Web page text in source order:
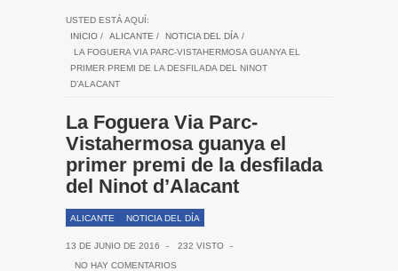
USTED ESTÁ AQUÍ:
INICIO / ALICANTE / NOTICIA DEL DÍA /
LA FOGUERA VIA PARC-VISTAHERMOSA GUANYA EL
PRIMER PREMI DE LA DESFILADA DEL NINOT
D’ALACANT
La Foguera Via Parc-
Vistahermosa guanya el
primer premi de la desfilada
del Ninot d’Alacant
ALICANTE NOTICIA DEL DÍA
13 DE JUNIO DE 2016 - 232 VISTO
-
NO HAY COMENTARIOS